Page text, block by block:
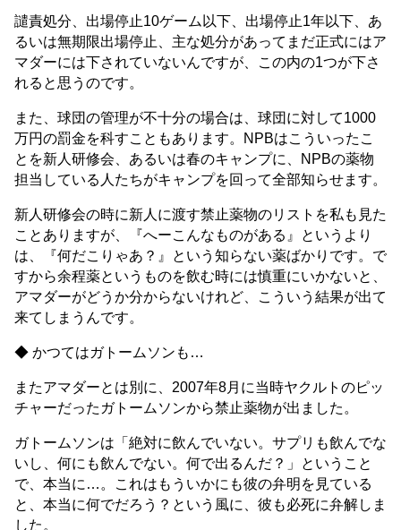
譴責処分、出場停止10ゲーム以下、出場停止1年以下、あ
るいは無期限出場停止、主な処分があってまだ正式にはア
マダーには下されていないんですが、この内の1つが下さ
れると思うのです。
また、球団の管理が不十分の場合は、球団に対して1000
万円の罰金を科すこともあります。NPBはこういったこ
とを新人研修会、あるいは春のキャンプに、NPBの薬物
担当している人たちがキャンプを回って全部知らせます。
新人研修会の時に新人に渡す禁止薬物のリストを私も見た
ことありますが、『へーこんなものがある』というより
は、『何だこりゃあ？』という知らない薬ばかりです。で
すから余程薬というものを飲む時には慎重にいかないと、
アマダーがどうか分からないけれど、こういう結果が出て
来てしまうんです。
◆ かつてはガトームソンも…
またアマダーとは別に、2007年8月に当時ヤクルトのピッ
チャーだったガトームソンから禁止薬物が出ました。
ガトームソンは「絶対に飲んでいない。サプリも飲んでな
いし、何にも飲んでない。何で出るんだ？」ということ
で、本当に…。これはもういかにも彼の弁明を見ている
と、本当に何でだろう？という風に、彼も必死に弁解しま
した。